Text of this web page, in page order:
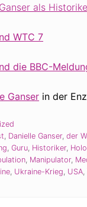
als
WTC 7
die BBC-
Ganser in der
Danielle Ganser, der
Guru Historiker,
Manipulator,
Ukraine-Krieg USA